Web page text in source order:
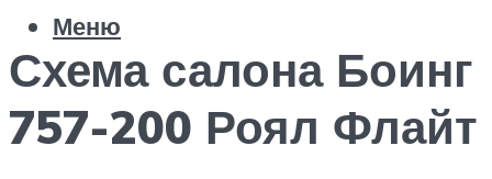
Меню
Схема салона Боинг
757-200 Роял Флайт